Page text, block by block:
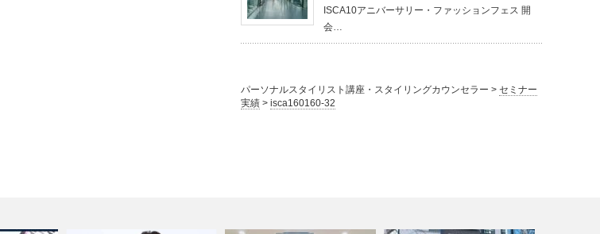
ISCA10アニバーサリー・ファッションフェス 開
会…
パーソナルスタイリスト講座・スタイリングカウンセラー > セミナー
実績 > isca160160-32